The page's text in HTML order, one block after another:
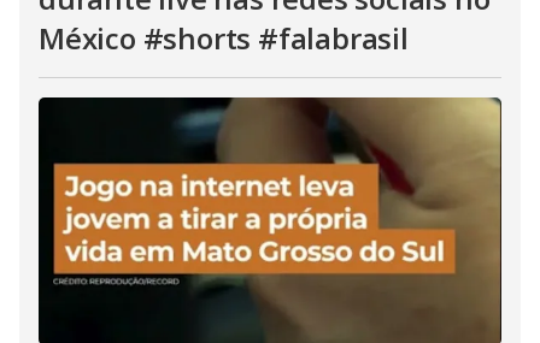
México #shorts #falabrasil